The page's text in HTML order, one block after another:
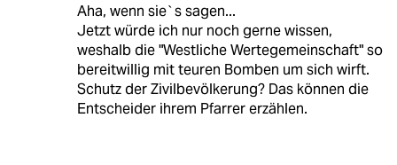
Aha, wenn sie`s sagen...
Jetzt würde ich nur noch gerne wissen,
weshalb die "Westliche Wertegemeinschaft" so
bereitwillig mit teuren Bomben um sich wirft.
Schutz der Zivilbevölkerung? Das können die
Entscheider ihrem Pfarrer erzählen.